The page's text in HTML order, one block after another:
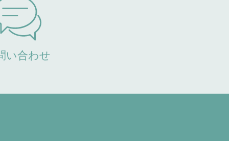
い合わせ